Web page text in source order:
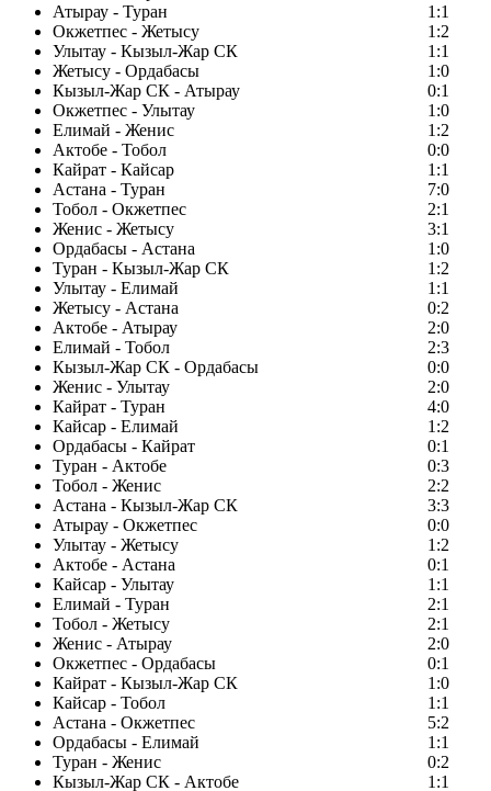
Атырау - Туран
1:1
Окжетпес - Жетысу
1:2
Улытау - Кызыл-Жар СК
1:1
Жетысу - Ордабасы
1:0
Кызыл-Жар СК - Атырау
0:1
Окжетпес - Улытау
1:0
Елимай - Женис
1:2
Актобе - Тобол
0:0
Кайрат - Кайсар
1:1
Астана - Туран
7:0
Тобол - Окжетпес
2:1
Женис - Жетысу
3:1
Ордабасы - Астана
1:0
Туран - Кызыл-Жар СК
1:2
Улытау - Елимай
1:1
Жетысу - Астана
0:2
Актобе - Атырау
2:0
Елимай - Тобол
2:3
Кызыл-Жар СК - Ордабасы
0:0
Женис - Улытау
2:0
Кайрат - Туран
4:0
Кайсар - Елимай
1:2
Ордабасы - Кайрат
0:1
Туран - Актобе
0:3
Тобол - Женис
2:2
Астана - Кызыл-Жар СК
3:3
Атырау - Окжетпес
0:0
Улытау - Жетысу
1:2
Актобе - Астана
0:1
Кайсар - Улытау
1:1
Елимай - Туран
2:1
Тобол - Жетысу
2:1
Женис - Атырау
2:0
Окжетпес - Ордабасы
0:1
Кайрат - Кызыл-Жар СК
1:0
Кайсар - Тобол
1:1
Астана - Окжетпес
5:2
Ордабасы - Елимай
1:1
Туран - Женис
0:2
Кызыл-Жар СК - Актобе
1:1